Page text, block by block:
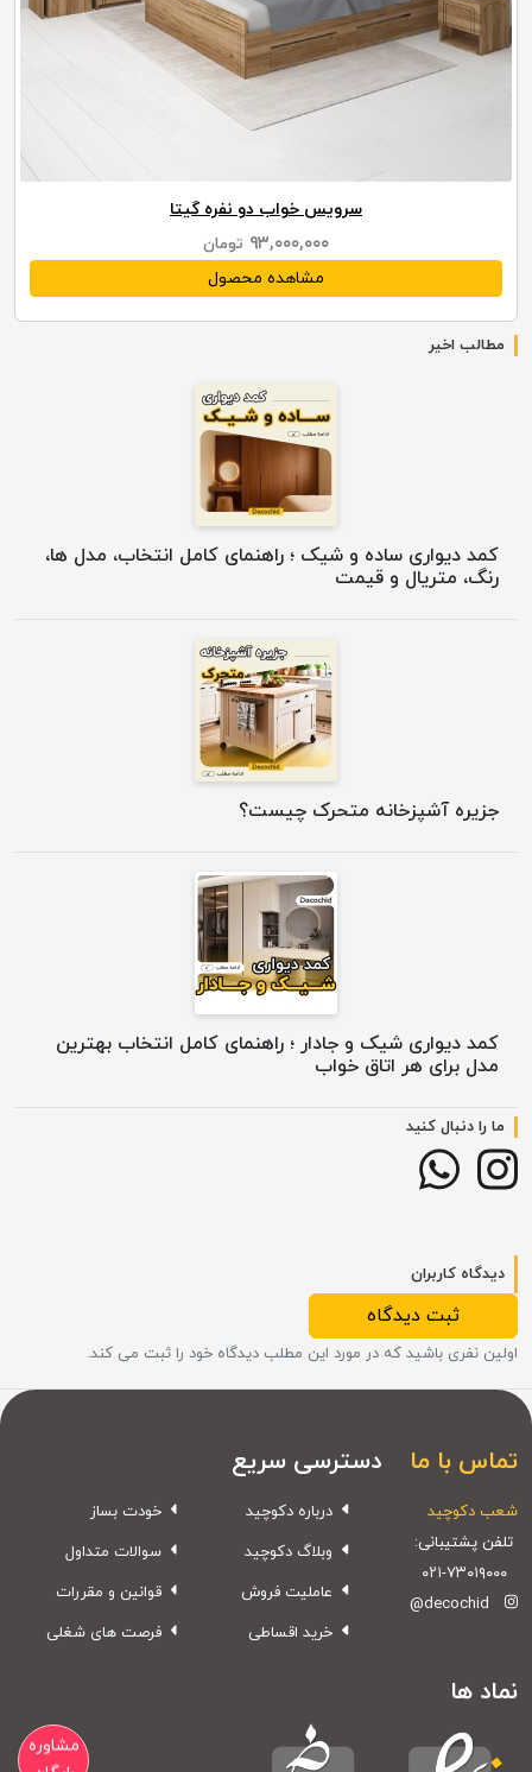
سرویس خواب دو نفره گیتا
۹۳,۰۰۰,۰۰۰ تومان
مشاهده محصول
مطالب اخیر
کمد دیواری ساده و شیک ؛ راهنمای کامل انتخاب، مدل ها،
رنگ، متریال و قیمت
جزیره آشپزخانه متحرک چیست؟
کمد دیواری شیک و جادار ؛ راهنمای کامل انتخاب بهترین
مدل برای هر اتاق خواب
ما را دنبال کنید
دیدگاه کاربران
ثبت دیدگاه
اولین نفری باشید که در مورد این مطلب دیدگاه خود را ثبت می کند.
تماس با ما
شعب دکوچید
تلفن پشتیبانی:
۰۲۱-۷۳۰۱۹۰۰۰
@decochid
دسترسی سریع
درباره دکوچید
وبلاگ دکوچید
عاملیت فروش
خرید اقساطی
خودت بساز
سوالات متداول
قوانین و مقررات
فرصت های شغلی
نماد ها
مشاوره